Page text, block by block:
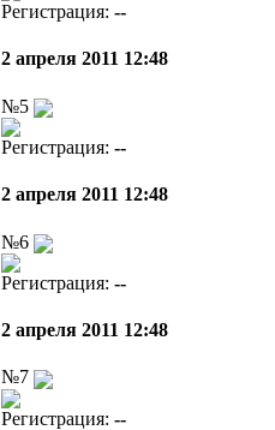
Регистрация: --
2 апреля 2011 12:48
№5
Регистрация: --
2 апреля 2011 12:48
№6
Регистрация: --
2 апреля 2011 12:48
№7
Регистрация: --